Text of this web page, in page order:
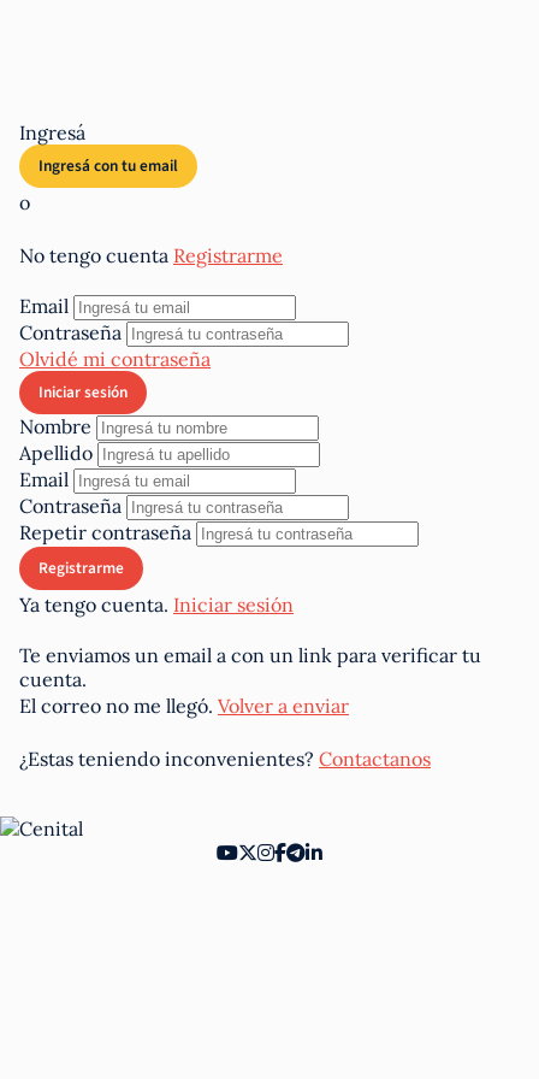
Ingresá
o
No tengo cuenta Registrarme
Email
Contraseña
Olvidé mi contraseña
Nombre
Apellido
Email
Contraseña
Repetir contraseña
Ya tengo cuenta. Iniciar sesión
Te enviamos un email a con un link para verificar tu
cuenta.
El correo no me llegó. Volver a enviar
¿Estas teniendo inconvenientes? Contactanos